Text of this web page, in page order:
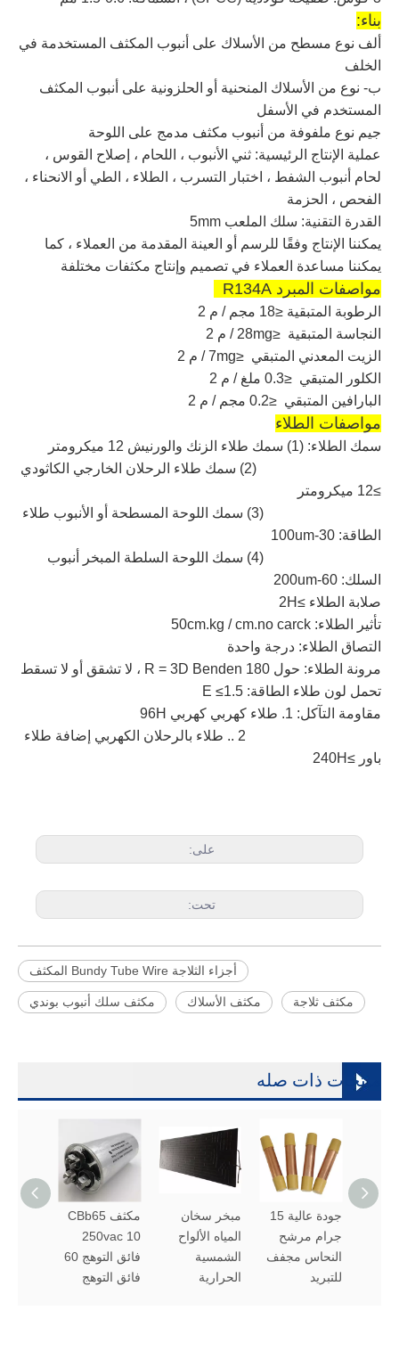
بناء:
ألف نوع مسطح من الأسلاك على أنبوب المكثف المستخدمة في
الخلف
ب- نوع من الأسلاك المنحنية أو الحلزونية على أنبوب المكثف
المستخدم في الأسفل
جيم نوع ملفوفة من أنبوب مكثف مدمج على اللوحة
عملية الإنتاج الرئيسية: ثني الأنبوب ، اللحام ، إصلاح القوس ،
لحام أنبوب الشفط ، اختبار التسرب ، الطلاء ، الطي أو الانحناء ،
الفحص ، الحزمة
القدرة التقنية: سلك الملعب 5mm
يمكننا الإنتاج وفقًا للرسم أو العينة المقدمة من العملاء ، كما
يمكننا مساعدة العملاء في تصميم وإنتاج مكثفات مختلفة
مواصفات المبرد R134A
الرطوبة المتبقية ≤18 مجم / م 2
النجاسة المتبقية ≤28mg / م 2
الزيت المعدني المتبقي ≤7mg / م 2
الكلور المتبقي ≤0.3 ملغ / م 2
البارافين المتبقي ≤0.2 مجم / م 2
مواصفات الطلاء
سمك الطلاء: (1) سمك طلاء الزنك والورنيش 12 ميكرومتر
(2) سمك طلاء الرحلان الخارجي الكاثودي
≥12 ميكرومتر
(3) سمك اللوحة المسطحة أو الأنبوب طلاء
الطاقة: 30-100um
(4) سمك اللوحة السلطة المبخر أنبوب
السلك: 60-200um
صلابة الطلاء ≥2H
تأثير الطلاء: 50cm.kg / cm.no carck
التصاق الطلاء: درجة واحدة
مرونة الطلاء: حول R = 3D Benden 180 ، لا تشقق أو لا تسقط
تحمل لون طلاء الطاقة: E ≤1.5
مقاومة التآكل: 1. طلاء كهربي كهربي 96H
2 .. طلاء بالرحلان الكهربي إضافة طلاء
باور ≥240H
على:
تحت:
أجزاء الثلاجة Bundy Tube Wire المكثف
مكثف سلك أنبوب بوندي مكثف الأسلاك مكثف ثلاجة
منتجات ذات صله
مكثف CBb65
250vac 10
فائق التوهج 60
فائق التوهج
مبخر سخان
المياه الألواح
الشمسية
الحرارية
جودة عالية 15
جرام مرشح
النحاس مجفف
للتبريد